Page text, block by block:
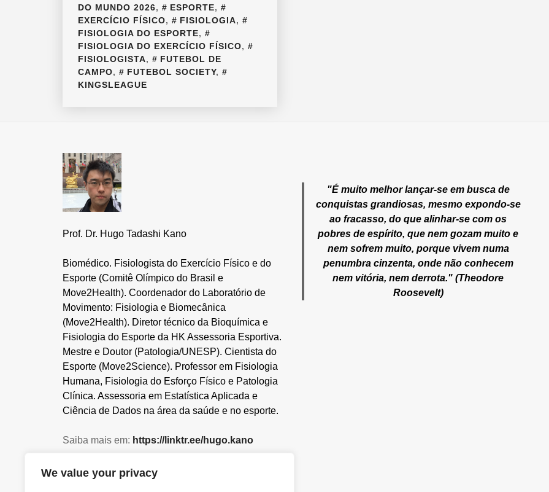
We value your privacy
DO MUNDO 2026, ESPORTE,
EXERCÍCIO FÍSICO, FISIOLOGIA,
FISIOLOGIA DO ESPORTE,
FISIOLOGIA DO EXERCÍCIO FÍSICO,
FISIOLOGISTA,
FUTEBOL DE
CAMPO, FUTEBOL SOCIETY,
KINGSLEAGUE
Prof. Dr. Hugo Tadashi Kano
Biomédico. Fisiologista do Exercício Físico e do
Esporte (Comitê Olímpico do Brasil e
Move2Health). Coordenador do Laboratório de
Movimento: Fisiologia e Biomecânica
(Move2Health). Diretor técnico da Bioquímica e
Fisiologia do Esporte da HK Assessoria Esportiva.
Mestre e Doutor (Patologia/UNESP). Cientista do
Esporte (Move2Science). Professor em Fisiologia
Humana, Fisiologia do Esforço Físico e Patologia
Clínica. Assessoria em Estatística Aplicada e
Ciência de Dados na área da saúde e no esporte.
Saiba mais em: https://linktr.ee/hugo.kano
SIGAM NOSSAS REDES SOCIAIS:
"É muito melhor lançar-se em busca de
conquistas grandiosas, mesmo expondo-se
ao fracasso, do que alinhar-se com os
pobres de espírito, que nem gozam muito e
nem sofrem muito, porque vivem numa
penumbra cinzenta, onde não conhecem
nem vitória, nem derrota." (Theodore
Roosevelt)